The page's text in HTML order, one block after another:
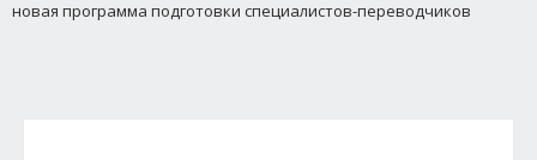
новая программа подготовки специалистов-переводчиков